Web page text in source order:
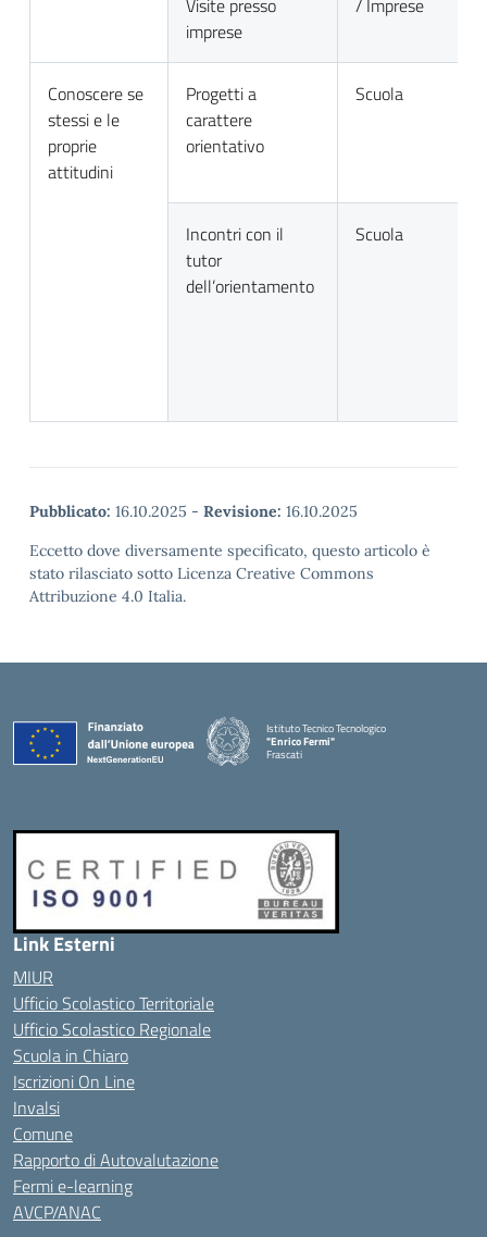
Visite presso
imprese
/ Imprese
Conoscere se
stessi e le
proprie
attitudini
Progetti a
carattere
orientativo
Scuola
Incontri con il
tutor
dell’orientamento
Scuola
Pubblicato: 16.10.2025 - Revisione: 16.10.2025
Eccetto dove diversamente specificato, questo articolo è
stato rilasciato sotto Licenza Creative Commons
Attribuzione 4.0 Italia.
Istituto Tecnico Tecnologico
"Enrico Fermi"
Frascati
Link Esterni
MIUR
Ufficio Scolastico Territoriale
Ufficio Scolastico Regionale
Scuola in Chiaro
Iscrizioni On Line
Invalsi
Comune
Rapporto di Autovalutazione
Fermi e-learning
AVCP/ANAC